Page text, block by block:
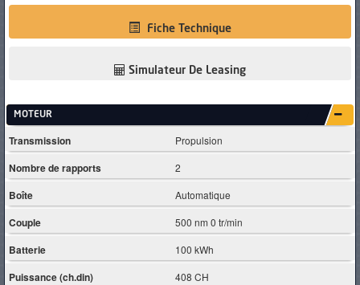
Fiche Technique
Simulateur De Leasing
MOTEUR
Transmission Propulsion
Nombre de rapports 2
Boîte Automatique
Couple 500 nm 0 tr/min
Batterie 100 kWh
Puissance (ch.din) 408 CH